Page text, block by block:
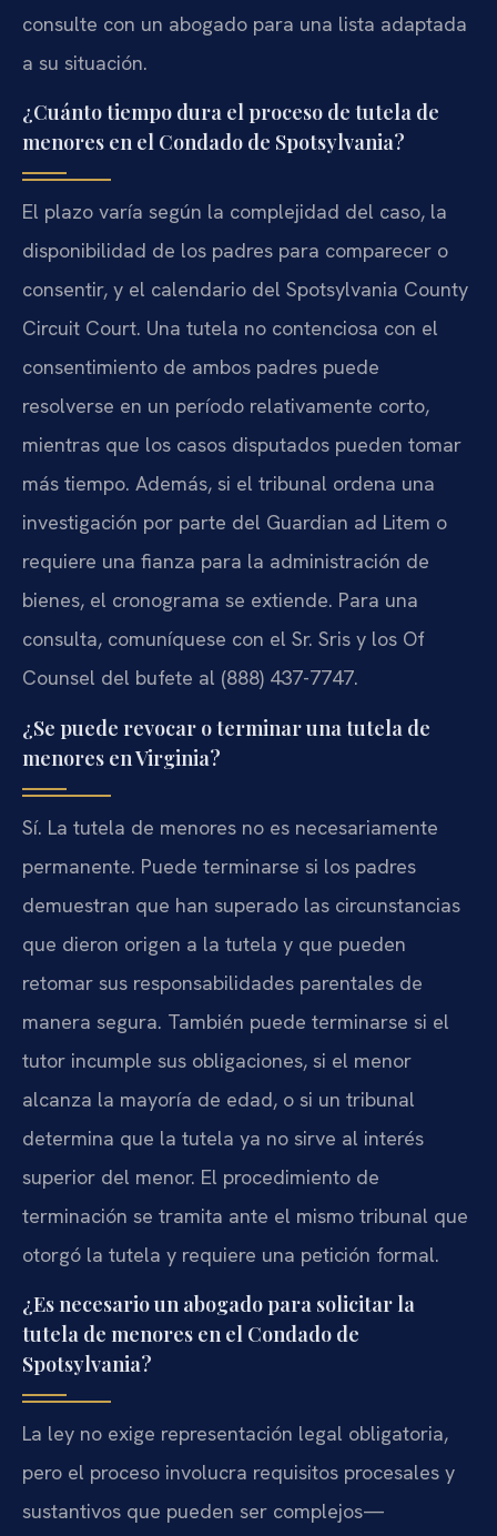
consulte con un abogado para una lista adaptada
a su situación.
¿Cuánto tiempo dura el proceso de tutela de
menores en el Condado de Spotsylvania?
El plazo varía según la complejidad del caso, la
disponibilidad de los padres para comparecer o
consentir, y el calendario del Spotsylvania County
Circuit Court. Una tutela no contenciosa con el
consentimiento de ambos padres puede
resolverse en un período relativamente corto,
mientras que los casos disputados pueden tomar
más tiempo. Además, si el tribunal ordena una
investigación por parte del Guardian ad Litem o
requiere una fianza para la administración de
bienes, el cronograma se extiende. Para una
consulta, comuníquese con el Sr. Sris y los Of
Counsel del bufete al (888) 437-7747.
¿Se puede revocar o terminar una tutela de
menores en Virginia?
Sí. La tutela de menores no es necesariamente
permanente. Puede terminarse si los padres
demuestran que han superado las circunstancias
que dieron origen a la tutela y que pueden
retomar sus responsabilidades parentales de
manera segura. También puede terminarse si el
tutor incumple sus obligaciones, si el menor
alcanza la mayoría de edad, o si un tribunal
determina que la tutela ya no sirve al interés
superior del menor. El procedimiento de
terminación se tramita ante el mismo tribunal que
otorgó la tutela y requiere una petición formal.
¿Es necesario un abogado para solicitar la
tutela de menores en el Condado de
Spotsylvania?
La ley no exige representación legal obligatoria,
pero el proceso involucra requisitos procesales y
sustantivos que pueden ser complejos—